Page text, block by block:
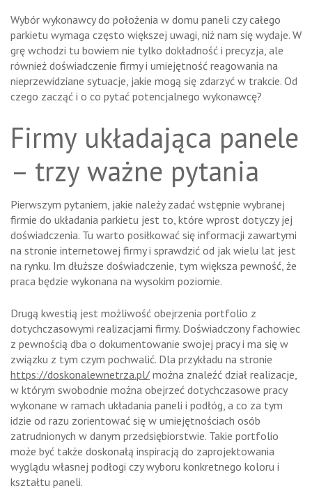
Wybór wykonawcy do położenia w domu paneli czy całego
parkietu wymaga często większej uwagi, niż nam się wydaje. W
grę wchodzi tu bowiem nie tylko dokładność i precyzja, ale
również doświadczenie firmy i umiejętność reagowania na
nieprzewidziane sytuacje, jakie mogą się zdarzyć w trakcie. Od
czego zacząć i o co pytać potencjalnego wykonawcę?
Firmy układająca panele
– trzy ważne pytania
Pierwszym pytaniem, jakie należy zadać wstępnie wybranej
firmie do układania parkietu jest to, które wprost dotyczy jej
doświadczenia. Tu warto posiłkować się informacji zawartymi
na stronie internetowej firmy i sprawdzić od jak wielu lat jest
na rynku. Im dłuższe doświadczenie, tym większa pewność, że
praca będzie wykonana na wysokim poziomie.
Drugą kwestią jest możliwość obejrzenia portfolio z
dotychczasowymi realizacjami firmy. Doświadczony fachowiec
z pewnością dba o dokumentowanie swojej pracy i ma się w
związku z tym czym pochwalić. Dla przykładu na stronie
https://doskonalewnetrza.pl/ można znaleźć dział realizacje,
w którym swobodnie można obejrzeć dotychczasowe pracy
wykonane w ramach układania paneli i podłóg, a co za tym
idzie od razu zorientować się w umiejętnościach osób
zatrudnionych w danym przedsiębiorstwie. Takie portfolio
może być także doskonałą inspiracją do zaprojektowania
wyglądu własnej podłogi czy wyboru konkretnego koloru i
kształtu paneli.